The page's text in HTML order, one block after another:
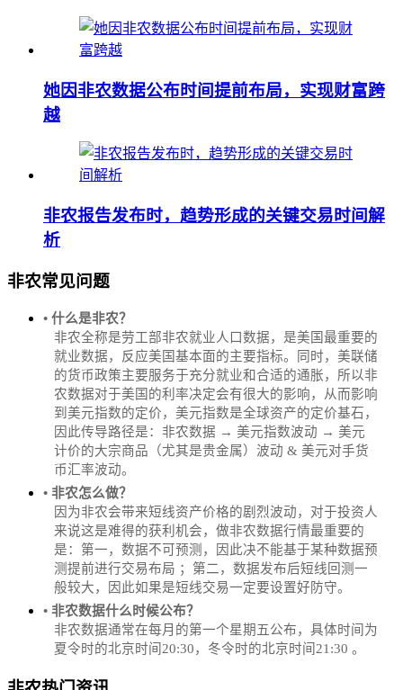
她因非农数据公布时间提前布局，实现财富跨
越
非农报告发布时，趋势形成的关键交易时间解
析
非农常见问题
• 什么是非农？
非农全称是劳工部非农就业人口数据，是美国最重要的
就业数据，反应美国基本面的主要指标。同时，美联储
的货币政策主要服务于充分就业和合适的通胀，所以非
农数据对于美国的利率决定会有很大的影响，从而影响
到美元指数的定价，美元指数是全球资产的定价基石，
因此传导路径是：非农数据 → 美元指数波动 → 美元
计价的大宗商品（尤其是贵金属）波动 & 美元对手货
币汇率波动。
• 非农怎么做？
因为非农会带来短线资产价格的剧烈波动，对于投资人
来说这是难得的获利机会，做非农数据行情最重要的
是：第一，数据不可预测，因此决不能基于某种数据预
测提前进行交易布局 ；第二，数据发布后短线回测一
般较大，因此如果是短线交易一定要设置好防守。
• 非农数据什么时候公布？
‌非农数据通常在每月的第一个星期五公布，具体时间为
夏令时的北京时间20:30，冬令时的北京时间21:30‌‌ 。